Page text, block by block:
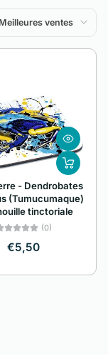
Meilleures ventes
En vedette
Meilleures ventes
Alphabétique, de
A à Z
Alphabétique, de
Z à A
Prix: faible à élevé
Prix: élevé à faible
- Dendrobates
(Tumucumaque)
tinctoriale
(0)
€5,50